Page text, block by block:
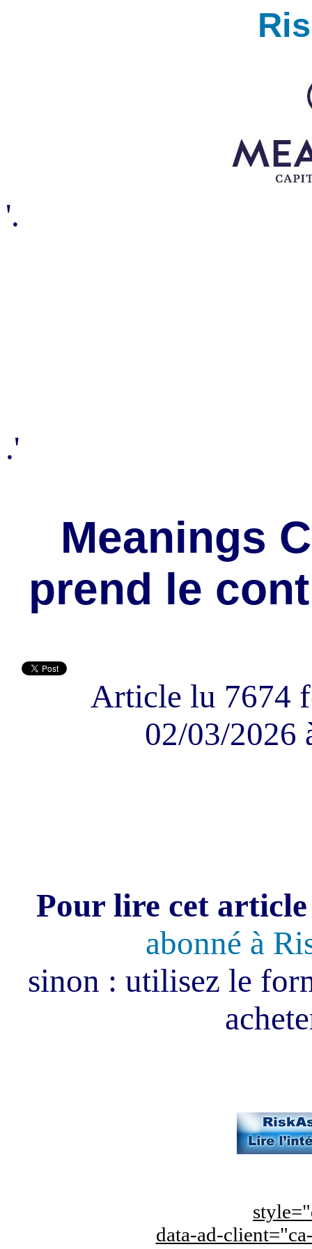
'.
.'
Meanings
prend le
Article lu 7674
02/03/2026
Pour lire cet
abonné à
sinon : utilisez le
data-ad-